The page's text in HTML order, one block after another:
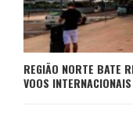
REGIÃO NORTE BATE
VOOS